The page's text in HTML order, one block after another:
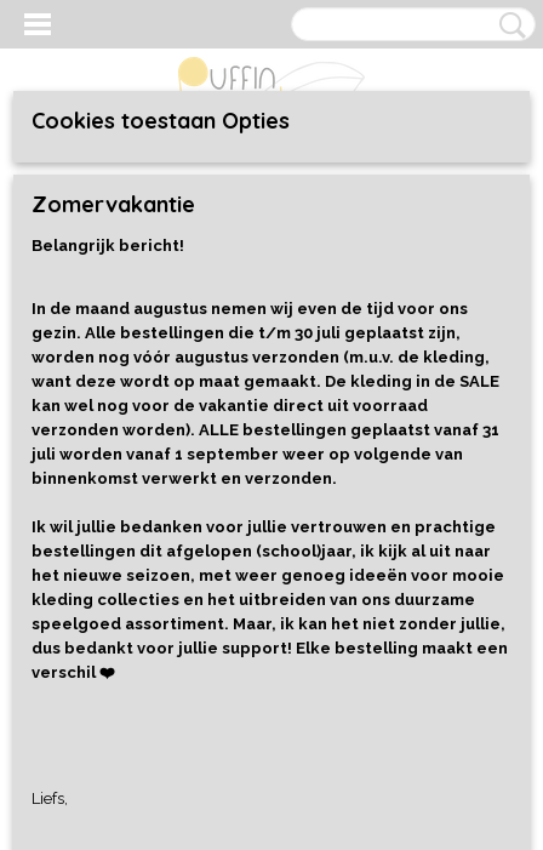
Cookies toestaan Opties
Zomervakantie
Belangrijk bericht!
In de maand augustus nemen wij even de tijd voor ons
gezin. Alle bestellingen die t/m 30 juli geplaatst zijn,
worden nog vóór augustus verzonden (m.u.v. de kleding,
want deze wordt op maat gemaakt. De kleding in de SALE
kan wel nog voor de vakantie direct uit voorraad
verzonden worden). ALLE bestellingen geplaatst vanaf 31
juli worden vanaf 1 september weer op volgende van
binnenkomst verwerkt en verzonden.
Ik wil jullie bedanken voor jullie vertrouwen en prachtige
bestellingen dit afgelopen (school)jaar, ik kijk al uit naar
het nieuwe seizoen, met weer genoeg ideeën voor mooie
kleding collecties en het uitbreiden van ons duurzame
speelgoed assortiment. Maar, ik kan het niet zonder jullie,
dus bedankt voor jullie support! Elke bestelling maakt een
verschil ❤️
Liefs,